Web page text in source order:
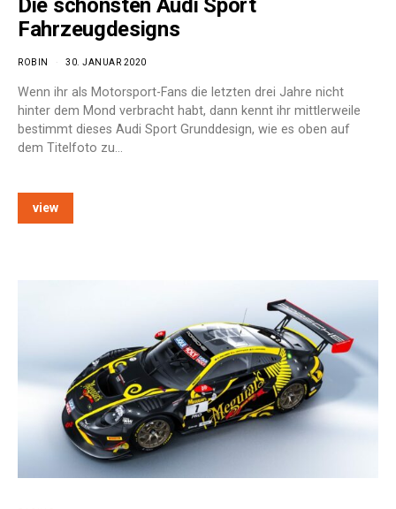
Die schönsten Audi Sport
Fahrzeugdesigns
ROBIN 30. JANUAR 2020
Wenn ihr als Motorsport-Fans die letzten drei Jahre nicht
hinter dem Mond verbracht habt, dann kennt ihr mittlerweile
bestimmt dieses Audi Sport Grunddesign, wie es oben auf
dem Titelfoto zu…
view